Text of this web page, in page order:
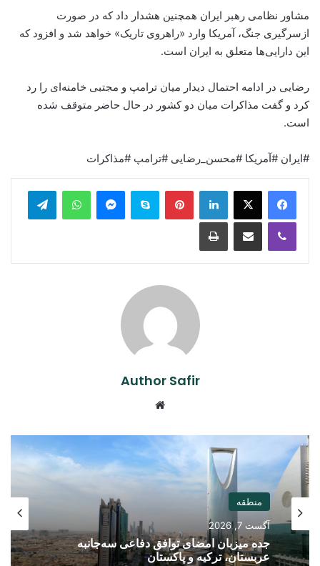
مشاور نظامی رهبر ایران همچنین هشدار داد که در صورت
ازسرگیری جنگ، آمریکا وارد «راهروی تاریک» خواهد شد و افزود که
این دارایی‌ها متعلق به ایران است.
رضایی در ادامه احتمال دیدار میان ترامپ و مجتبی خامنه‌ای را رد
کرد و گفت مذاکرات میان دو کشور در حال حاضر متوقف شده
است.
#ایران #آمریکا #محسن_رضایی #ترامپ #مذاکرات
LinkedIn
Pinterest
Skype
Messenger
WhatsApp
Viber
Share via Email
Print
Author Safir
منطقه
آگست 7, 2026
جده میزبان امضای توافق دفاعی سه‌جانبه
عربستان، ترکیه و پاکستان